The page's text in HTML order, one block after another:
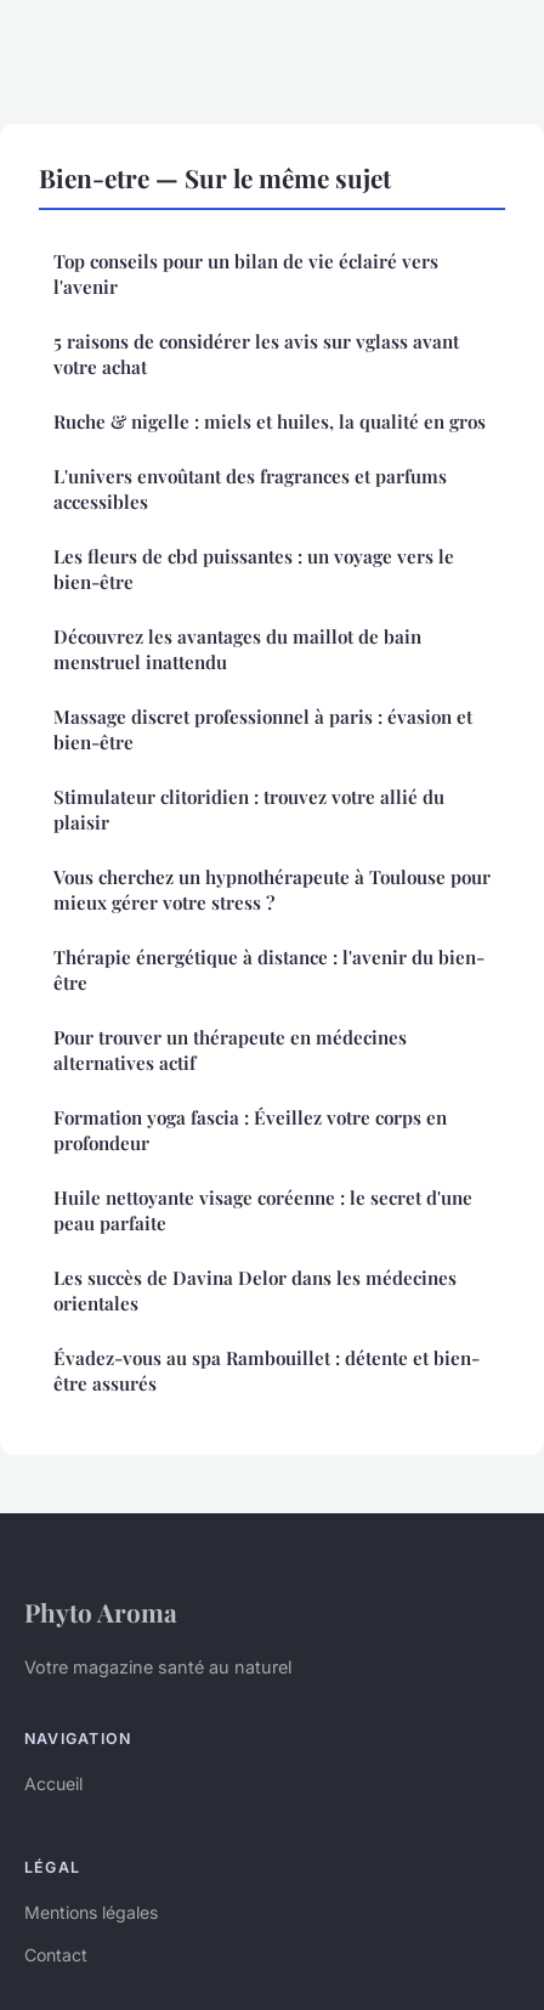
Bien-etre — Sur le même sujet
Top conseils pour un bilan de vie éclairé vers
l'avenir
5 raisons de considérer les avis sur vglass avant
votre achat
Ruche & nigelle : miels et huiles, la qualité en gros
L'univers envoûtant des fragrances et parfums
accessibles
Les fleurs de cbd puissantes : un voyage vers le
bien-être
Découvrez les avantages du maillot de bain
menstruel inattendu
Massage discret professionnel à paris : évasion et
bien-être
Stimulateur clitoridien : trouvez votre allié du
plaisir
Vous cherchez un hypnothérapeute à Toulouse pour
mieux gérer votre stress ?
Thérapie énergétique à distance : l'avenir du bien-
être
Pour trouver un thérapeute en médecines
alternatives actif
Formation yoga fascia : Éveillez votre corps en
profondeur
Huile nettoyante visage coréenne : le secret d'une
peau parfaite
Les succès de Davina Delor dans les médecines
orientales
Évadez-vous au spa Rambouillet : détente et bien-
être assurés
Phyto Aroma
Votre magazine santé au naturel
NAVIGATION
Accueil
LÉGAL
Mentions légales
Contact